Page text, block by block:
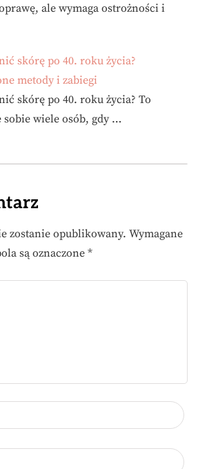
ale wymaga ostrożności i
skórę po 40. roku życia?
metody i zabiegi
skórę po 40. roku życia? To
sobie wiele osób, gdy …
zostanie opublikowany. Wymagane
są oznaczone *